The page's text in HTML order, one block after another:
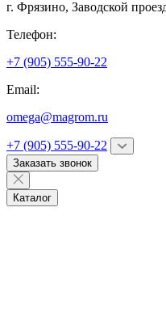
г. Фрязино, Заводской
Телефон:
+7 (905) 555-90-22
Email:
omega@magrom.ru
+7 (905) 555-90-22
Заказать звонок
Каталог